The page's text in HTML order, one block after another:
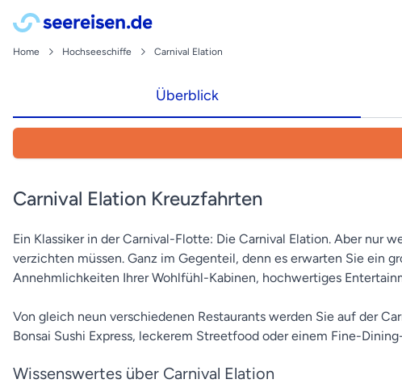
Home Hochseeschiffe Carnival Elation
Überblick
Carnival Elation Kreuzfahrten
Ein Klassiker in der Carnival-Flotte: Die Carnival Elation. Aber nur
verzichten müssen. Ganz im Gegenteil, denn es erwarten Sie ein
Annehmlichkeiten Ihrer Wohlfühl-Kabinen, hochwertiges
Von gleich neun verschiedenen Restaurants werden Sie auf der
Bonsai Sushi Express, leckerem Streetfood oder einem Fine-
Wissenswertes über Carnival Elation